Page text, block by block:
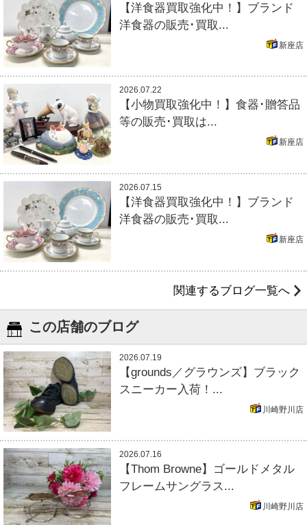
【洋食器買取強化中！】ブランド
洋食器の販売･買取...
新座店
2026.07.22
【小物買取強化中！】食器･贈答品
等の販売･買取は...
新座店
2026.07.15
【洋食器買取強化中！】ブランド
洋食器の販売･買取...
新座店
関連するブログ一覧へ
この店舗のブログ
2026.07.19
【grounds／グラウンズ】ブラック
スニーカー入荷！...
川崎野川店
2026.07.16
【Thom Browne】ゴールドメタル
フレームサングラス...
川崎野川店